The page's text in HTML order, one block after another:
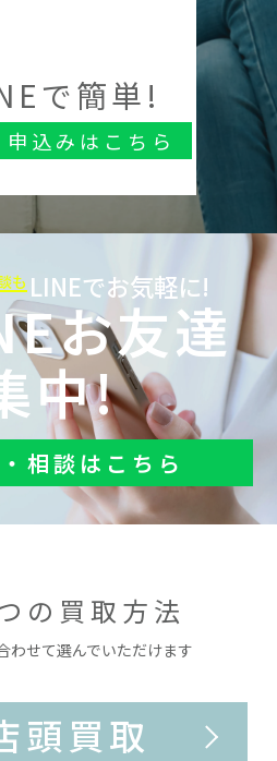
で簡単!
込みはこちら
も LINEでお気軽に!
お友達
中!
相談はこちら
の買取方法
わせて選んでいただけます
頭買取